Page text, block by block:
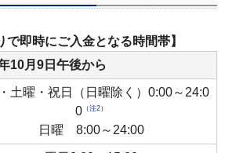
で即時にご入金となる時間帯】
10月9日午後から
土曜・祝日（日曜除く）0:00～24:0
0（注2）
日曜 8:00～24:00